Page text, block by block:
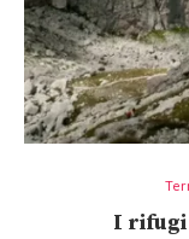
I rifugi